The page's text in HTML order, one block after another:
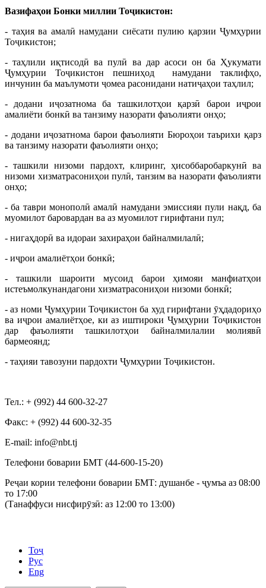
Вазифаҳои Бонки миллии Тоҷикистон:
- таҳия ва амалӣ намудани сиёсати пулию қарзии Ҷумҳурии
Тоҷикистон;
- таҳлили иқтисодӣ ва пулӣ ва дар асоси он ба Ҳукумати
Ҷумҳурии Тоҷикистон пешниҳод намудани таклифҳо,
инчунин ба маълумоти ҷомеа расонидани натиҷаҳои таҳлил;
- додани иҷозатнома ба ташкилотҳои қарзӣ барои иҷрои
амалиёти бонкӣ ва танзиму назорати фаъолияти онҳо;
- додани иҷозатнома барои фаъолияти Бюроҳои таърихи қарз
ва танзиму назорати фаъолияти онҳо;
- ташкили низоми пардохт, клиринг, ҳисоббаробаркунӣ ва
низоми хизматрасониҳои пулӣ, танзим ва назорати фаъолияти
онҳо;
- ба таври монополӣ амалӣ намудани эмиссияи пули нақд, ба
муомилот баровардан ва аз муомилот гирифтани пул;
- нигаҳдорӣ ва идораи захираҳои байналмилалӣ;
- иҷрои амалиётҳои бонкӣ;
- ташкили шароити мусоид барои ҳимояи манфиатҳои
истеъмолкунандагони хизматрасониҳои низоми бонкӣ;
- аз номи Ҷумҳурии Тоҷикистон ба худ гирифтани ӯҳдадориҳо
ва иҷрои амалиётҳое, ки аз иштироки Ҷумҳурии Тоҷикистон
дар фаъолияти ташкилотҳои байналмилалии молиявӣ
бармеоянд;
- таҳияи тавозуни пардохти Ҷумҳурии Тоҷикистон.
Тел.: + (992) 44 600-32-27
Факс: + (992) 44 600-32-35
Е-mail: info@nbt.tj
Телефони боварии БМТ (44-600-15-20)
Реҷаи кории телефони боварии БМТ: душанбе - ҷумъа аз 08:00
то 17:00
(Танаффуси нисфирӯзӣ: аз 12:00 то 13:00)
Тоҷ
Рус
Eng